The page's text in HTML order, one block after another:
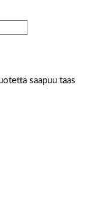
saapuu taas